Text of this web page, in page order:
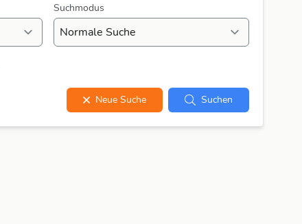
Suchmodus
Neue Suche Suchen